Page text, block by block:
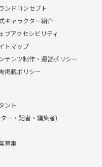
ンドコンセプト
キャラクター紹介
ブアクセシビリティ
トマップ
テンツ制作・運営ポリシー
掲載ポリシー
ント
ー・記者・編集者)
募集